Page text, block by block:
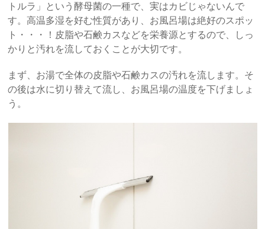
トルラ」という酵母菌の一種で、実はカビじゃないんで
す。高温多湿を好む性質があり、お風呂場は絶好のスポッ
ト・・・！皮脂や石鹸カスなどを栄養源とするので、しっ
かりと汚れを流しておくことが大切です。
まず、お湯で全体の皮脂や石鹸カスの汚れを流します。そ
の後は水に切り替えて流し、お風呂場の温度を下げましょ
う。